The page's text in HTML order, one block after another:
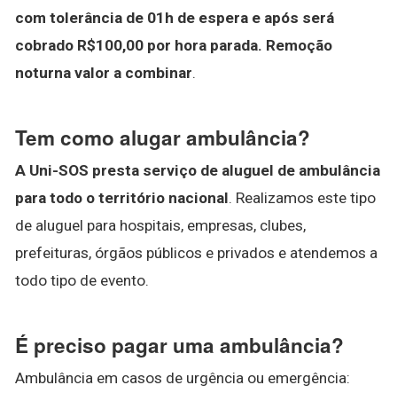
com tolerância de 01h de espera e após será
cobrado R$100,00 por hora parada. Remoção
noturna valor a combinar.
Tem como alugar ambulância?
A Uni-SOS presta serviço de aluguel de ambulância
para todo o território nacional. Realizamos este tipo
de aluguel para hospitais, empresas, clubes,
prefeituras, órgãos públicos e privados e atendemos a
todo tipo de evento.
É preciso pagar uma ambulância?
Ambulância em casos de urgência ou emergência: